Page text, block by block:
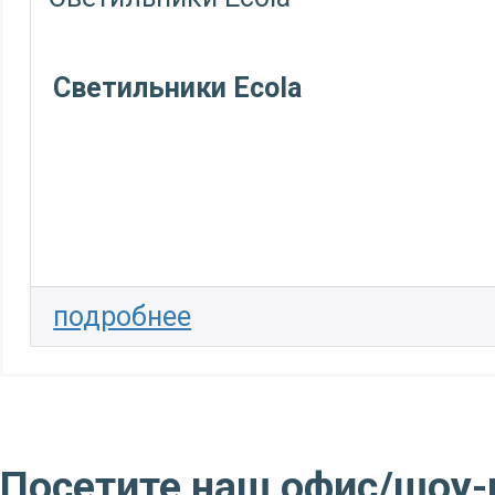
Светильники Ecola
подробнее